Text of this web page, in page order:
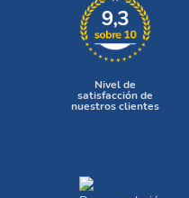
Nivel de
satisfacción de
nuestros clientes